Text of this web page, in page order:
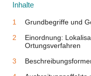
Inhalte
Grundbegriffe und
Einordnung:
Ortungsverfahren